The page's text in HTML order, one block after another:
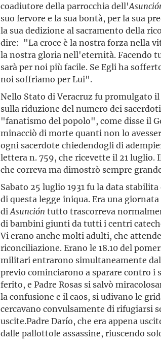
coadiutore della parrocchia dell'
suo fervore e la sua bontà, per la sua
la sua dedizione al sacramento della
dire: "La croce è la nostra forza nella
la nostra gloria nell'eternità. Facendo
sarà per noi più facile. Se Egli ha
noi soffriamo per Lui".
Nello Stato di Veracruz fu promulgato
sulla riduzione del numero dei
"fanatismo del popolo", come disse il
minacciò di morte quanti non lo
ogni sacerdote chiedendogli di
lettera n. 759, che ricevette il 21 luglio.
che correva ma dimostrò sempre
Sabato 25 luglio 1931 fu la data
di questa legge iniqua. Era una
diAsunción tutto trascorreva
di bambini giunti da tutti i centri
Vi erano anche molti adulti, che
riconciliazione. Erano le 18.10 del
militari entrarono simultaneamente
previo cominciarono a sparare contro i
ferito, e Padre Rosas si salvò
la confusione e il caos, si udivano le
cercavano convulsamente di rifugiarsi
uscite.Padre Darío, che era appena
dalle pallottole assassine, riuscendo